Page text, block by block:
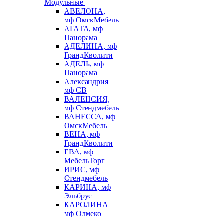
Модульные
АВЕЛОНА,
мф.ОмскМебель
АГАТА, мф
Панорама
АДЕЛИНА, мф
ГрандКволити
АДЕЛЬ, мф
Панорама
Александрия,
мф СВ
ВАЛЕНСИЯ,
мф Стендмебель
ВАНЕССА, мф
ОмскМебель
ВЕНА, мф
ГрандКволити
ЕВА, мф
МебельТорг
ИРИС, мф
Стендмебель
КАРИНА, мф
Эльбрус
КАРОЛИНА,
мф Олмеко